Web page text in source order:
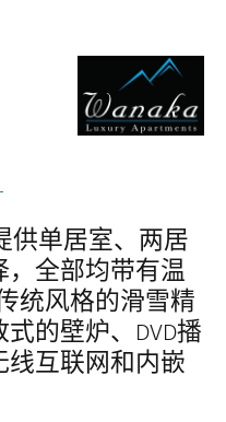
供单居室、两居
全部均带有温
统风格的滑雪精
的壁炉、DVD播
线互联网和内嵌